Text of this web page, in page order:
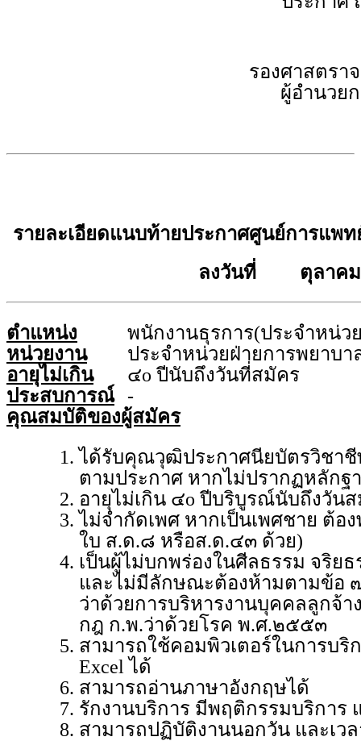
รองศาสตรา
ผู้อำนวย
รายละเอียดแนบท้ายประกาศศูนย์การแพ
ลงวันที่ ตุลาคม
ตำแหน่ง
พนักงานธุรการ(ประจำหน่ว
หน่วยงาน
ประจำหน่วยฝ่ายการพยาบา
อายุไม่เกิน
๔o ปีนับถึงวันที่สมัคร
ประสบการณ์
-
คุณสมบัติของผู้สมัคร
ได้รับคุณวุฒิประกาศนียบัตรวิชา
ตามประกาศ หากไม่ปรากฏหลัก
อายุไม่เกิน ๔o ปีบริบูรณ์นับถึงวัน
ไม่จำกัดเพศ หากเป็นเพศชาย ต้
ใบ ส.ด.๘ หรือส.ด.๔๓ ด้วย)
เป็นผู้ไม่บกพร่องในศีลธรรม จริย
และไม่มีลักษณะต้องห้ามตามข้อ
ว่าด้วยการบริหารงานบุคคลลูกจ้
กฎ ก.พ.ว่าด้วยโรค พ.ศ.๒๕๕๓
สามารถใช้คอมพิวเตอร์ในการบริ
Excel ได้
สามารถอ่านภาษาอังกฤษได้
รักงานบริการ มีพฤติกรรมบริกา
สามารถปฏิบัติงานนอกวัน และเว